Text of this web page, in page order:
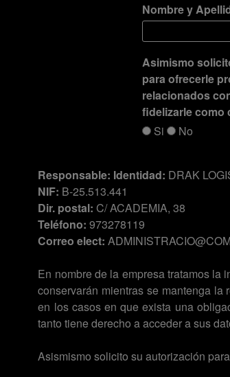
Nombre y
Asimismo
para ofrecerle
relacionados
fidelizarle como
Si
No
Responsable: Identidad: DRAK
NIF: B-25.513.441
Dir. postal: C/ ACADEMIA, 38
Teléfono: 973278119
Correo elect:
En nombre de la empresa tratamos la
conservarán mientras se mantenga
en los casos en que exista una
tanto tiene derecho a acceder a sus
Asismismo solicito su autorización